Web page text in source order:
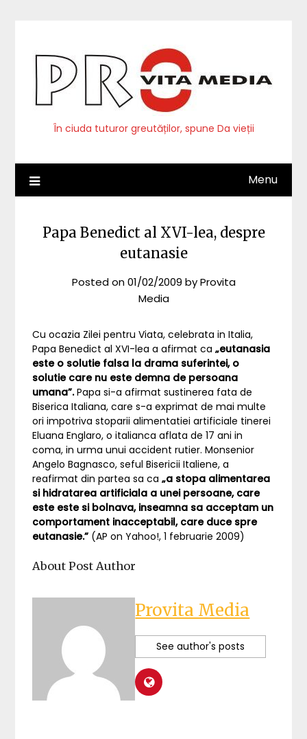
În ciuda tuturor greutăților, spune Da vieții
Menu
Papa Benedict al XVI-lea, despre
eutanasie
Posted on01/02/2009 byProvita
Media
Cu ocazia Zilei pentru Viata, celebrata in Italia,
Papa Benedict al XVI-lea a afirmat ca„eutanasia
este o solutie falsa la drama suferintei, o
solutie care nu este demna de persoana
umana”.Papa si-a afirmat sustinerea fata de
Biserica Italiana, care s-a exprimat de mai multe
ori impotriva stoparii alimentatiei artificiale tinerei
Eluana Englaro, o italianca aflata de 17 ani in
coma, in urma unui accident rutier. Monsenior
Angelo Bagnasco, seful Bisericii Italiene, a
reafirmat din partea sa ca„a stopa alimentarea
si hidratarea artificiala a unei persoane, care
este este si bolnava, inseamna sa acceptam un
comportament inacceptabil, care duce spre
eutanasie.” (AP on Yahoo!, 1 februarie 2009)
About Post Author
Provita Media
See author's posts